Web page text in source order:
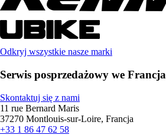
Odkryj wszystkie nasze marki
Serwis posprzedażowy we Francja
Skontaktuj się z nami
11 rue Bernard Maris
37270 Montlouis-sur-Loire, Francja
+33 1 86 47 62 58